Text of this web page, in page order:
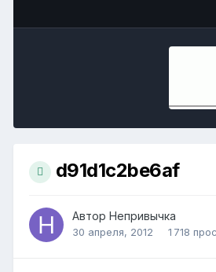
d91d1c2be6af
Автор Непривычка
30 апреля, 2012 1 718